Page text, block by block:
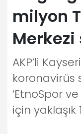
milyon
Merkezi
AKP’li
koronavirüs
‘EtnoSpor
için yaklaşık